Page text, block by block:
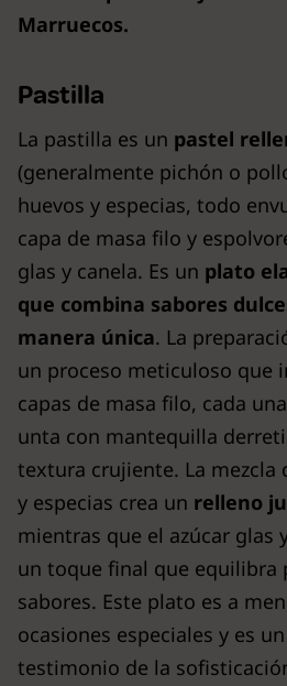
Marruecos.
Pastilla
La pastilla es un pastel
(generalmente pichón o
huevos y especias, todo
capa de masa filo y
glas y canela. Es un plato
que combina sabores
manera única. La
un proceso meticuloso que
capas de masa filo, cada
unta con mantequilla
textura crujiente. La mezcla
y especias crea un relleno
mientras que el azúcar glas
un toque final que equilibra
sabores. Este plato es a
ocasiones especiales y es
testimonio de la